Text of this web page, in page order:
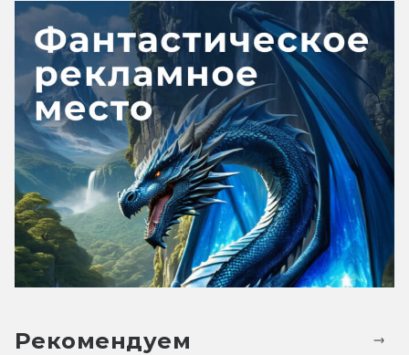
Рекомендуем